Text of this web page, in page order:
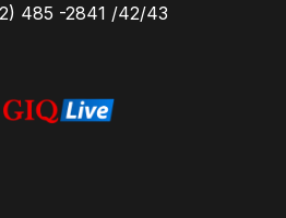
485 -2841 /42/43